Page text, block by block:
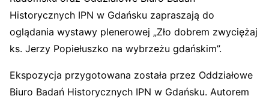
Historycznych IPN w Gdańsku zapraszają do
oglądania wystawy plenerowej „Zło dobrem zwyciężaj
ks. Jerzy Popiełuszko na wybrzeżu gdańskim”.
Ekspozycja przygotowana została przez Oddziałowe
Biuro Badań Historycznych IPN w Gdańsku. Autorem